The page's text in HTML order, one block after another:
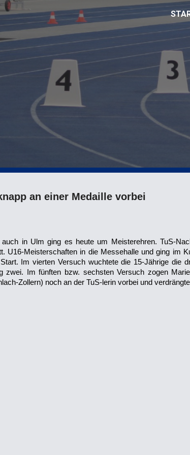
Skip to main content
an einer Medaille vorbei
auch in Ulm ging es heute um Meisterehren. TuS-
U16-Meisterschaften in die Messehalle und ging im
Im vierten Versuch wuchtete die 15-Jährige die
zwei. Im fünften bzw. sechsten Versuch zogen
Zollern) noch an der TuS-lerin vorbei und